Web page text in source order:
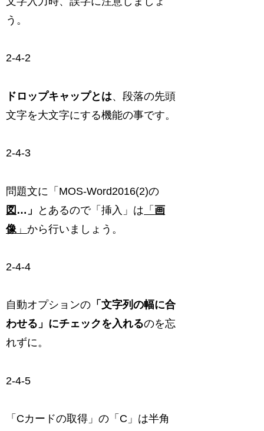
う。
2-4-2
ドロップキャップとは、段落の先頭
文字を大文字にする機能の事です。
2-4-3
問題文に「MOS‐Word2016(2)の
図 …」 とあるので「挿入」は 「画
像 」から行いましょう。
2-4-4
自動オプションの 「文字列の幅に合
わせる」にチェックを入れるのを忘
れずに。
2-4-5
「Cカードの取得」の「C」は半角